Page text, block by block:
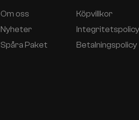
Om oss
Nyheter
Spåra Paket
Köpvillkor
Integritetspolicy
Betalningspolicy